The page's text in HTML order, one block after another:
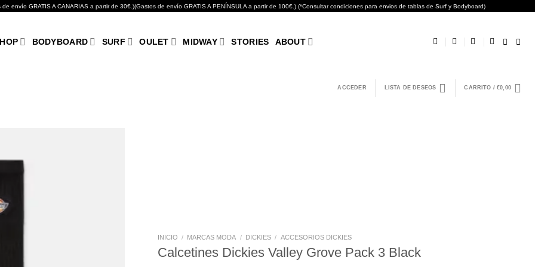
envío GRATIS A CANARIAS a partir de 30€.)(Gastos de envío GRATIS A PENÍNSULA a partir de 100€.) (*Consultar condiciones para envios de tablas de Surf y Bodyboard)
BODYBOARD SURF OULET MIDWAY STORIES ABOUT
ACCEDER LISTA DE DESEOS CARRITO /€0,00
INICIO / MARCAS MODA / DICKIES / ACCESORIOS DICKIES
Calcetines Dickies Valley Grove Pack 3 Black